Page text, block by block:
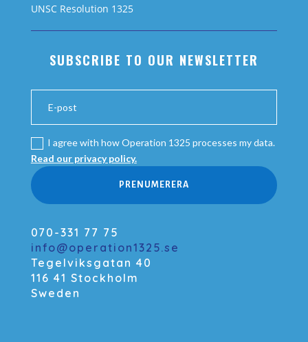
UNSC Resolution 1325
SUBSCRIBE TO OUR NEWSLETTER
I agree with how Operation 1325 processes my data.
Read our privacy policy.
PRENUMERERA
070-331 77 75
info@operation1325.se
Tegelviksgatan 40
116 41 Stockholm
Sweden